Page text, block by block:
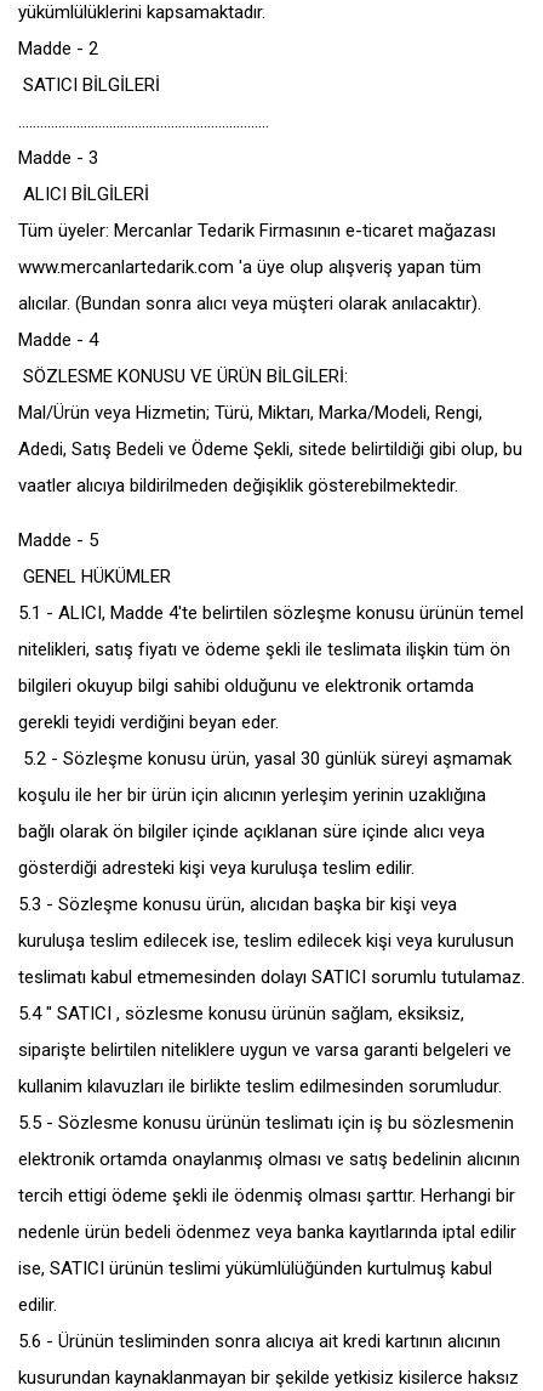
yükümlülüklerini kapsamaktadır.
Madde - 2
SATICI BİLGİLERİ
.....................................................................
Madde - 3
ALICI BİLGİLERİ
Tüm üyeler: Mercanlar Tedarik Firmasının e-ticaret mağazası
www.mercanlartedarik.com 'a üye olup alışveriş yapan tüm
alıcılar. (Bundan sonra alıcı veya müşteri olarak anılacaktır).
Madde - 4
SÖZLESME KONUSU VE ÜRÜN BİLGİLERİ:
Mal/Ürün veya Hizmetin; Türü, Miktarı, Marka/Modeli, Rengi,
Adedi, Satış Bedeli ve Ödeme Şekli, sitede belirtildiği gibi olup, bu
vaatler alıcıya bildirilmeden değişiklik gösterebilmektedir.
Madde - 5
GENEL HÜKÜMLER
5.1 - ALICI, Madde 4'te belirtilen sözleşme konusu ürünün temel
nitelikleri, satış fiyatı ve ödeme şekli ile teslimata ilişkin tüm ön
bilgileri okuyup bilgi sahibi olduğunu ve elektronik ortamda
gerekli teyidi verdiğini beyan eder.
5.2 - Sözleşme konusu ürün, yasal 30 günlük süreyi aşmamak
koşulu ile her bir ürün için alıcının yerleşim yerinin uzaklığına
bağlı olarak ön bilgiler içinde açıklanan süre içinde alıcı veya
gösterdiği adresteki kişi veya kuruluşa teslim edilir.
5.3 - Sözleşme konusu ürün, alıcıdan başka bir kişi veya
kuruluşa teslim edilecek ise, teslim edilecek kişi veya kurulusun
teslimatı kabul etmemesinden dolayı SATICI sorumlu tutulamaz.
5.4 " SATICI , sözlesme konusu ürünün sağlam, eksiksiz,
siparişte belirtilen niteliklere uygun ve varsa garanti belgeleri ve
kullanim kılavuzları ile birlikte teslim edilmesinden sorumludur.
5.5 - Sözlesme konusu ürünün teslimatı için iş bu sözlesmenin
elektronik ortamda onaylanmış olması ve satış bedelinin alıcının
tercih ettigi ödeme şekli ile ödenmiş olması şarttır. Herhangi bir
nedenle ürün bedeli ödenmez veya banka kayıtlarında iptal edilir
ise, SATICI ürünün teslimi yükümlülüğünden kurtulmuş kabul
edilir.
5.6 - Ürünün tesliminden sonra alıcıya ait kredi kartının alıcının
kusurundan kaynaklanmayan bir şekilde yetkisiz kisilerce haksız